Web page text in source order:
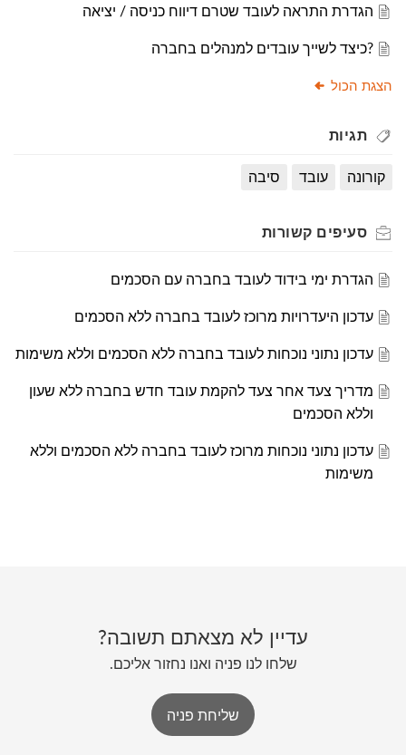
הגדרת התראה לעובד שטרם דיווח כניסה / יציאה
?כיצד לשייך עובדים למנהלים בחברה
הצגת הכול
תגיות
קורונה עובד סיבה
סעיפים קשורות
הגדרת ימי בידוד לעובד בחברה עם הסכמים
עדכון היעדרויות מרוכז לעובד בחברה ללא הסכמים
עדכון נתוני נוכחות לעובד בחברה ללא הסכמים וללא משימות
מדריך צעד אחר צעד להקמת עובד חדש בחברה ללא שעון
וללא הסכמים
עדכון נתוני נוכחות מרוכז לעובד בחברה ללא הסכמים וללא
משימות
עדיין לא מצאתם תשובה?
שלחו לנו פניה ואנו נחזור אליכם.
שליחת פניה